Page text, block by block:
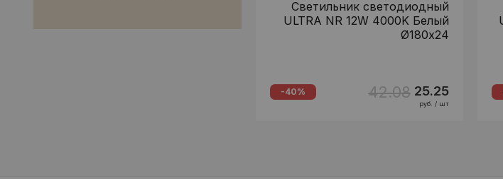
Светильник светодиодный
ULTRA NR 12W 4000K Белый
Ø180х24
-40% 42.08 25.25
руб. / шт